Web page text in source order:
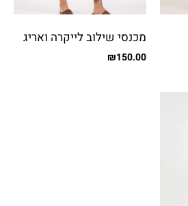
מכנסי שילוב לייקרה ואריג
עם כיסים
₪150.00